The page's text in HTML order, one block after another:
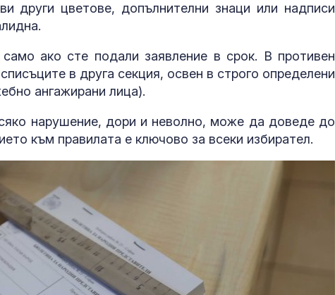
други цветове, допълнителни знаци или надписи
ако сте подали заявление в срок. В противен
в друга секция, освен в строго определени
ангажирани лица).
нарушение, дори и неволно, може да доведе до
към правилата е ключово за всеки избирател.